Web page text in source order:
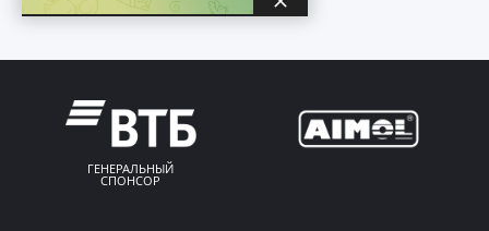
ГЕНЕРАЛЬНЫЙ
СПОНСОР